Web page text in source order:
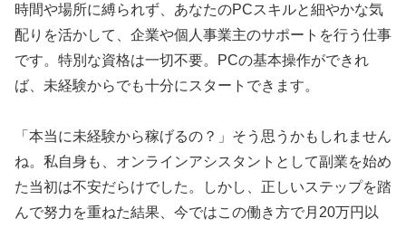
時間や場所に縛られず、あなたのPCスキルと細やかな気
配りを活かして、企業や個人事業主のサポートを行う仕事
です。特別な資格は一切不要。PCの基本操作ができれ
ば、未経験からでも十分にスタートできます。
「本当に未経験から稼げるの？」そう思うかもしれません
ね。私自身も、オンラインアシスタントとして副業を始め
た当初は不安だらけでした。しかし、正しいステップを踏
んで努力を重ねた結果、今ではこの働き方で月20万円以